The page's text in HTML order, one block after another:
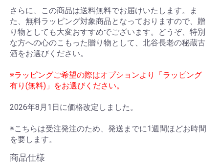
さらに、この商品は送料無料でお届けいたします。ま
た、無料ラッピング対象商品となっておりますので、贈
り物としても大変おすすめでございます。どうぞ、特別
な方への心のこもった贈り物として、北谷長老の秘蔵古
酒をお選びください。
※ラッピングご希望の際はオプションより「ラッピング
有り(無料)」をお選びください。
2026年8月1日に価格改定しました。
※こちらは受注発注のため、発送までに1週間ほどお時間
を要します。
商品仕様